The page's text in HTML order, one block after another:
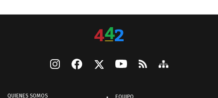
QUIENES SOMOS EQUIPO